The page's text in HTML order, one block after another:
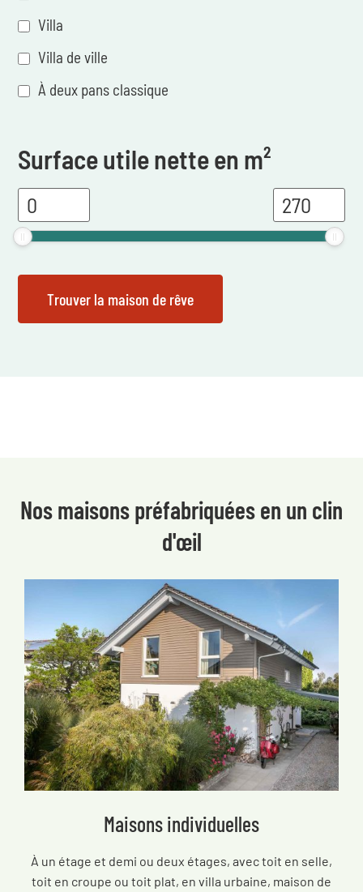
Villa
Villa de ville
À deux pans classique
Surface utile nette en m²
Nos maisons préfabriquées en un clin
d'œil
Maisons individuelles
À un étage et demi ou deux étages, avec toit en selle,
toit en croupe ou toit plat, en villa urbaine, maison de